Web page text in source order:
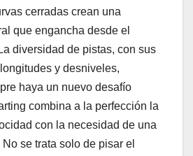
cerradas crean una
que engancha desde el
diversidad de pistas, con sus
y desniveles,
haya un nuevo desafío
combina a la perfección la
con la necesidad de una
se trata solo de pisar el